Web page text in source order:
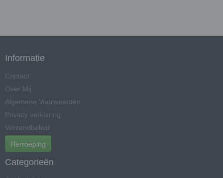
Informatie
Contact
Over Mij
Algemene Voorwaarden
Privacy verklaring
Verzendbeleid
Herroeping
Categorieën